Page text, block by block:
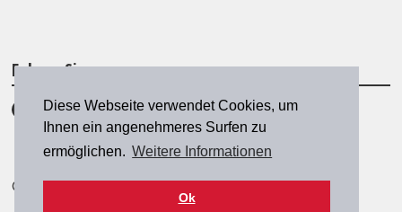
Diese Webseite verwendet Cookies, um
Ihnen ein angenehmeres Surfen zu
ermöglichen. Weitere Informationen
Ok
Folgen Sie uns
© 2026 SZH/CSPS|szh@szh.ch